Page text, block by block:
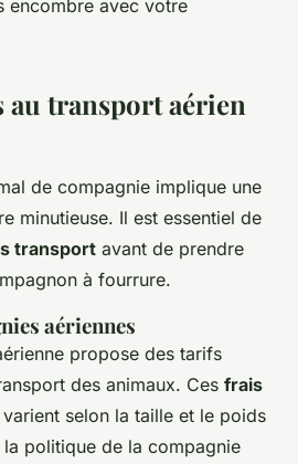
encombre avec votre
au transport aérien
de compagnie implique une
minutieuse. Il est essentiel de
transport avant de prendre
à fourrure.
aériennes
propose des tarifs
des animaux. Ces frais
varient selon la taille et le poids
la politique de la compagnie